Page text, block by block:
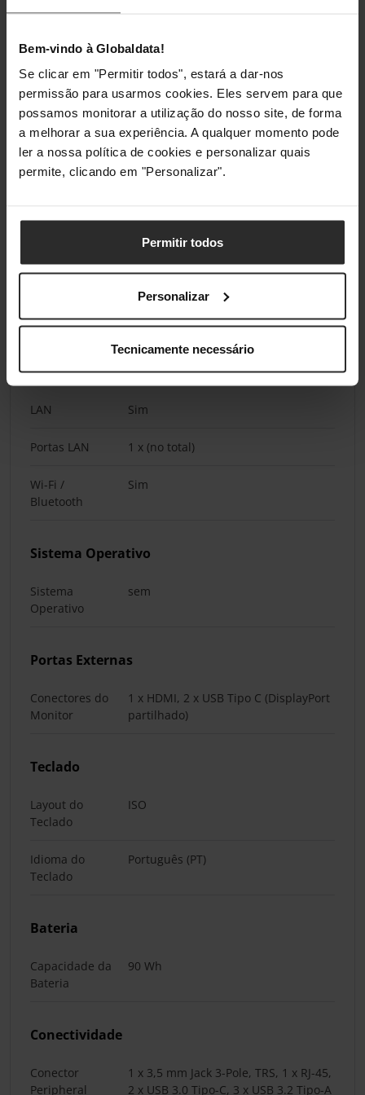
Bem-vindo à Globaldata!
Se clicar em "Permitir todos", estará a dar-nos
permissão para usarmos cookies. Eles servem para que
possamos monitorar a utilização do nosso site, de forma
a melhorar a sua experiência. A qualquer momento pode
ler a nossa política de cookies e personalizar quais
permite, clicando em "Personalizar".
Permitir todos
Personalizar
Tecnicamente necessário
Máxima
Tipo de
Memória
DDR5
Armazenamento
SSD Sim
Disco SSD (total)
1 TB
Wi-Fi & LAN
LAN Sim
Portas LAN 1 x (no total)
Wi-Fi /
Bluetooth
Sim
Sistema Operativo
Sistema
Operativo
sem
Portas Externas
Conectores do
Monitor
1 x HDMI, 2 x USB Tipo C (DisplayPort
partilhado)
Teclado
Layout do
Teclado
ISO
Idioma do
Teclado
Português (PT)
Bateria
Capacidade da
Bateria
90 Wh
Conectividade
Conector
Peripheral
1 x 3,5 mm Jack 3-Pole, TRS, 1 x RJ-45,
2 x USB 3.0 Tipo-C, 3 x USB 3.2 Tipo-A